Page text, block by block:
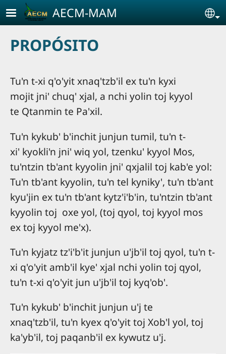
Pasar al contenido principal
AECM-MAM
PROPÓSITO
Tu'n t-xi q'o'yit xnaq'tzb'il ex tu'n kyxi
mojit jni' chuq' xjal, a nchi yolin toj kyyol
te Qtanmin te Pa'xil.
Tu'n kykub' b'inchit junjun tumil, tu'n t-
xi' kyokli'n jni' wiq yol, tzenku' kyyol Mos,
tu'ntzin tb'ant kyyolin jni' qxjalil toj kab'e yol:
Tu'n tb'ant kyyolin, tu'n tel kyniky', tu'n tb'ant
kyu'jin ex tu'n tb'ant kytz'i'b'in, tu'ntzin tb'ant
kyyolin toj oxe yol, (toj qyol, toj kyyol mos
ex toj kyyol me'x).
Tu'n kyjatz tz'i'b'it junjun u'jb'il toj qyol, tu'n t-
xi q'o'yit amb'il kye' xjal nchi yolin toj qyol,
tu'n t-xi q'o'yit jun u'jb'il toj kyq'ob'.
Tu'n kykub' b'inchit junjun u'j te
xnaq'tzb'il, tu'n kyex q'o'yit toj Xob'l yol, toj
ka'yb'il, toj paqanb'il ex kywutz u'j.